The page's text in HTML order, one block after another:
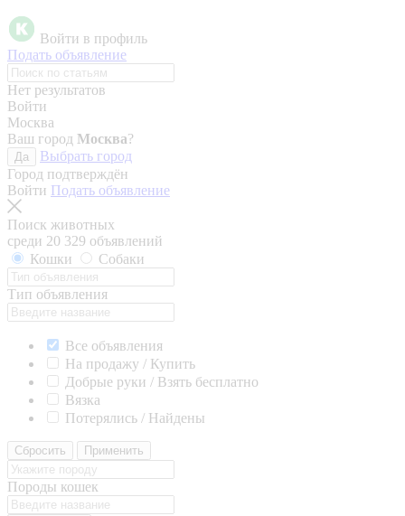
Войти в профиль
Подать объявление
Нет результатов
Войти
Москва
Ваш город Москва?
Да
Выбрать город
Город подтверждён
Войти Подать объявление
Поиск животных
среди 20 329 объявлений
Кошки
Собаки
Тип объявления
Все объявления
На продажу / Купить
Добрые руки / Взять бесплатно
Вязка
Потерялись / Найдены
Сбросить Применить
Породы кошек